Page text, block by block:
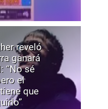
reveló
ganará
“No sé
el
que